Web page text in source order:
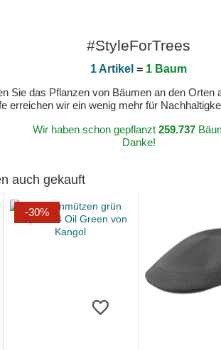
#StyleForTrees
1 Artikel = 1 Baum
Sie das Pflanzen von Bäumen an den
erreichen wir ein wenig mehr für
Wir haben schon gepflanzt 259.737
Danke!
auch gekauft
-30%